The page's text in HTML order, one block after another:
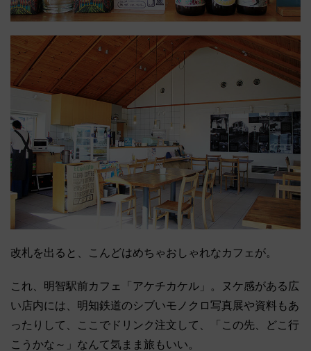
改札を出ると、こんどはめちゃおしゃれなカフェが。
これ、明智駅前カフェ「アケチカケル」。ヌケ感がある広
い店内には、明知鉄道のシブいモノクロ写真展や資料もあ
ったりして、ここでドリンク注文して、「この先、どこ行
こうかな～」なんて気まま旅もいい。